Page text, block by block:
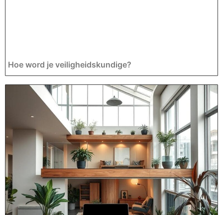
Hoe word je veiligheidskundige?